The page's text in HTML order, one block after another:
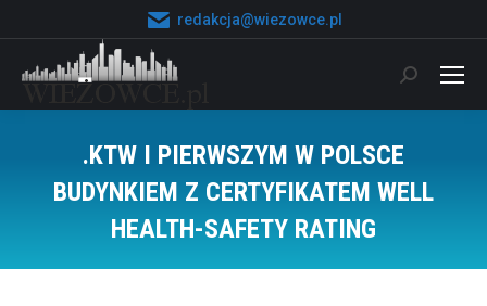
redakcja@wiezowce.pl
Szukaj:
.KTW I PIERWSZYM W POLSCE
BUDYNKIEM Z CERTYFIKATEM WELL
HEALTH-SAFETY RATING